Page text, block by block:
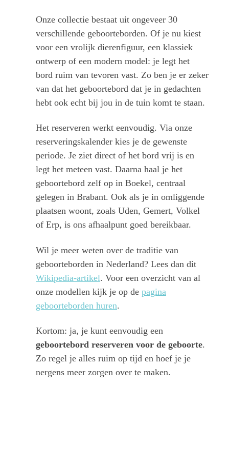
Onze collectie bestaat uit ongeveer 30
verschillende geboorteborden. Of je nu kiest
voor een vrolijk dierenfiguur, een klassiek
ontwerp of een modern model: je legt het
bord ruim van tevoren vast. Zo ben je er zeker
van dat het geboortebord dat je in gedachten
hebt ook echt bij jou in de tuin komt te staan.
Het reserveren werkt eenvoudig. Via onze
reserveringskalender kies je de gewenste
periode. Je ziet direct of het bord vrij is en
legt het meteen vast. Daarna haal je het
geboortebord zelf op in Boekel, centraal
gelegen in Brabant. Ook als je in omliggende
plaatsen woont, zoals Uden, Gemert, Volkel
of Erp, is ons afhaalpunt goed bereikbaar.
Wil je meer weten over de traditie van
geboorteborden in Nederland? Lees dan dit
Wikipedia-artikel. Voor een overzicht van al
onze modellen kijk je op de pagina
geboorteborden huren.
Kortom: ja, je kunt eenvoudig een
geboortebord reserveren voor de geboorte.
Zo regel je alles ruim op tijd en hoef je je
nergens meer zorgen over te maken.